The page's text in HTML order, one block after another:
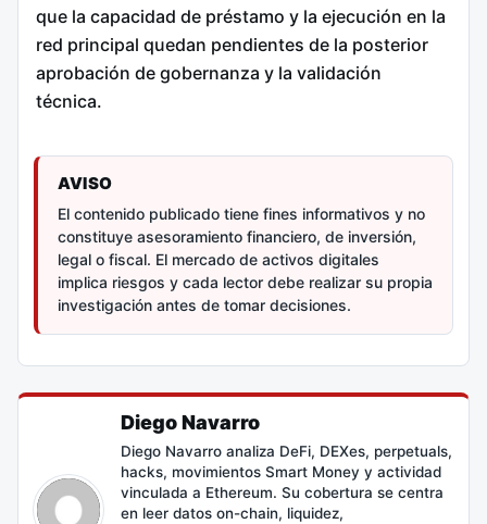
que la capacidad de préstamo y la ejecución en la
red principal quedan pendientes de la posterior
aprobación de gobernanza y la validación
técnica.
AVISO
El contenido publicado tiene fines informativos y no
constituye asesoramiento financiero, de inversión,
legal o fiscal. El mercado de activos digitales
implica riesgos y cada lector debe realizar su propia
investigación antes de tomar decisiones.
Diego Navarro
Diego Navarro analiza DeFi, DEXes, perpetuals,
hacks, movimientos Smart Money y actividad
vinculada a Ethereum. Su cobertura se centra
en leer datos on-chain, liquidez,